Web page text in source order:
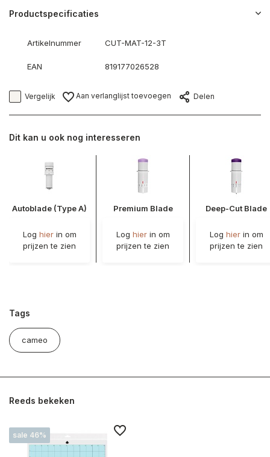
Productspecificaties
Artikelnummer CUT-MAT-12-3T
EAN 819177026528
Vergelijk Aan verlanglijst toevoegen Delen
Dit kan u ook nog interesseren
Autoblade (Type A)
Log hierin om
prijzen te zien
Premium Blade
Log hierin om
prijzen te zien
Deep-Cut Blade
Log hierin om
prijzen te zien
Tags
cameo
Reeds bekeken
sale 46%